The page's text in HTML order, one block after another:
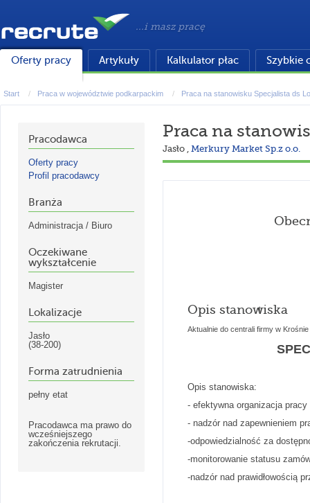
...i masz pracę
Oferty pracy Artykuły Kalkulator płac Szybkie
Start Praca w województwie podkarpackim Praca na stanowisku Specjalista ds
Pracodawca
Oferty pracy
Profil pracodawcy
Branża
Administracja / Biuro
Oczekiwane
wykształcenie
Magister
Lokalizacje
Jasło
(38-200)
Forma zatrudnienia
pełny etat
Pracodawca ma prawo do
wcześniejszego
zakończenia rekrutacji.
Praca na
Jasło, Merkury Market Sp.z o.o.
Opis stanowiska
Aktualnie do centrali firmy w
Opis stanowiska:
- efektywna organizacja pracy
- nadzór nad zapewnieniem
-odpowiedzialność za
-monitorowanie statusu
-nadzór nad prawidłowością